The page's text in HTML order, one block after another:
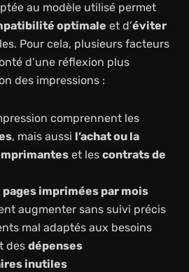
au modèle utilisé permet
optimale et d’éviter
Pour cela, plusieurs facteurs
d’une réflexion plus
des impressions :
comprennent les
, mais aussi l’achat ou la
et les contrats de
imprimées par mois
augmenter sans suivi précis
mal adaptés aux besoins
des dépenses
inutiles